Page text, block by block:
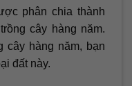
phân chia thành
cây hàng năm.
cây hàng năm, bạn
đất này.